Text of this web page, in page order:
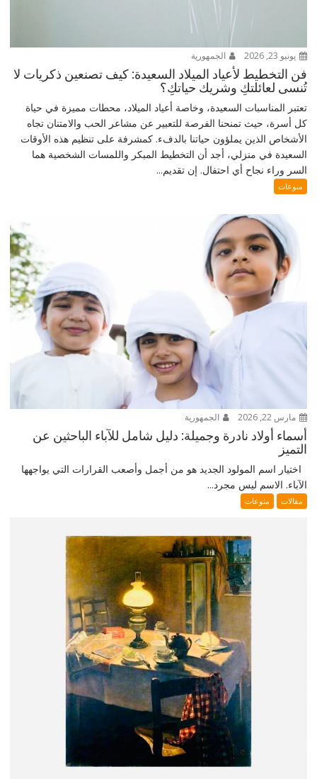
يونيو 23, 2026 الجمهورية
فن التخطيط لأعياد الميلاد السعيدة: كيف تصنعين ذكريات لا
تُنسى لعائلتكِ وشريك حياتكِ؟
تعتبر المناسبات السعيدة، وخاصة أعياد الميلاد، محطات مميزة في حياة
كل أسرة، حيث تمنحنا الفرصة للتعبير عن مشاعر الحب والامتنان تجاه
الأشخاص الذين يملؤون حياتنا بالدفء. كمشرفة على تنظيم هذه الأوقات
السعيدة في منزلي، أجد أن التخطيط المبكر واللمسات الشخصية هما
السر وراء نجاح أي احتفال. إن تقديم...
منوعات
مارس 22, 2026 الجمهورية
أسماء أولاد نادرة وجميلة: دليل شامل للآباء الباحثين عن
التميز
اختيار اسم المولود الجديد هو من أجمل وأصعب القرارات التي يواجهها
الآباء. الاسم ليس مجرد...
مقالات منوعات